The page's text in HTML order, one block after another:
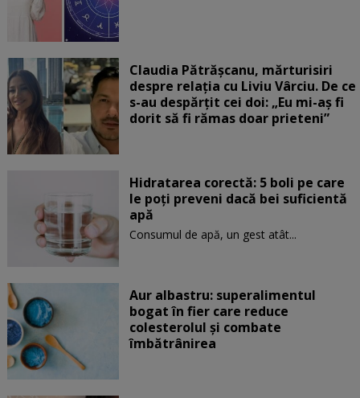
Claudia Pătrășcanu, mărturisiri
despre relația cu Liviu Vârciu. De ce
s-au despărțit cei doi: „Eu mi-aș fi
dorit să fi rămas doar prieteni”
Hidratarea corectă: 5 boli pe care
le poți preveni dacă bei suficientă
apă
Consumul de apă, un gest atât...
Aur albastru: superalimentul
bogat în fier care reduce
colesterolul și combate
îmbătrânirea